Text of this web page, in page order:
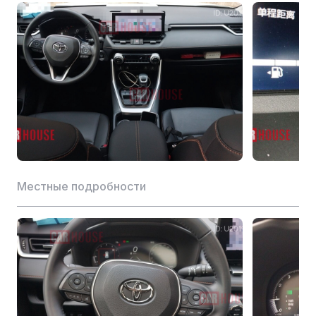
Макс. мощность (кВт) 126
Макс. частота вращения (об/мин) 4600-5000
Тип двигателя M20D
Материал головки цилиндра Алюминий
Макс. крутящий момент (Н-м) 206
Комбинированный расход топлива WLTC (л) 6.41
Тип трансмиссии Автомат
Передача
CVT Бесступенчатая
трансмиссия (имитирует
10 передач)
Описание трансмиссии Вариатор (CVT)
Местные подробности